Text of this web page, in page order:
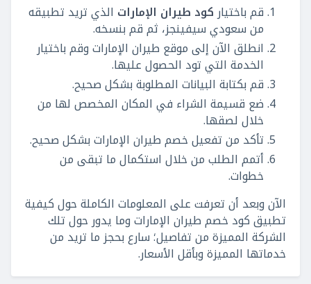
قم باختياركود طيران الإمارات الذي تريد تطبيقه
من سعودي سيفينجز، ثم قم بنسخه.
انطلق الآن إلى موقع طيران الإمارات وقم باختيار
الخدمة التي تود الحصول عليها.
قم بكتابة البيانات المطلوبة بشكل صحيح.
ضع قسيمة الشراء في المكان المخصص لها من
خلال لصقها.
تأكد من تفعيل خصم طيران الإمارات بشكل صحيح.
أتمم الطلب من خلال استكمال ما تبقى من
خطوات.
الآن وبعد أن تعرفت على المعلومات الكاملة حول كيفية
تطبيق كود خصم طيران الإمارات وما يدور حول تلك
الشركة المميزة من تفاصيل؛ سارع بحجز ما تريد من
خدماتها المميزة وبأقل الأسعار.